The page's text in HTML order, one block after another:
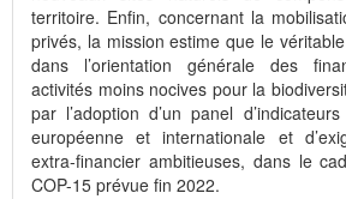
territoire. Enfin, concernant la
privés, la mission estime que le
dans l’orientation générale des
activités moins nocives pour la
par l’adoption d’un panel
européenne et internationale et
extra-financier ambitieuses, dans le
COP-15 prévue fin 2022.